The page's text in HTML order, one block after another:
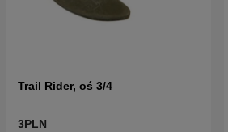
Trail Rider, oś 3/4
3PLN